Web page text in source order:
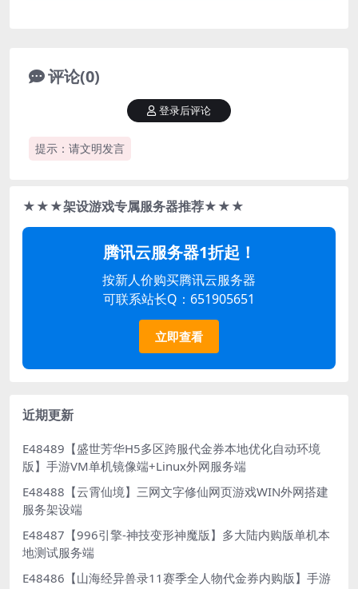
评论(0)
提示：请文明发言
登录后评论
★★★架设游戏专属服务器推荐★★★
腾讯云服务器1折起！
按新人价购买腾讯云服务器
可联系站长Q：651905651
立即查看
近期更新
E48489【盛世芳华H5多区跨服代金券本地优化自动环境
版】手游VM单机镜像端+Linux外网服务端
E48488【云霄仙境】三网文字修仙网页游戏WIN外网搭建
服务架设端
E48487【996引擎-神技变形神魔版】多大陆内购版单机本
地测试服务端
E48486【山海经异兽录11赛季全人物代金券内购版】手游